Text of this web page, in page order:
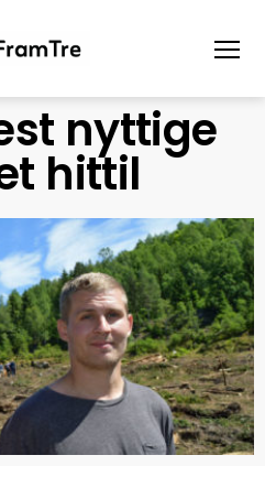
nyttige
hittil